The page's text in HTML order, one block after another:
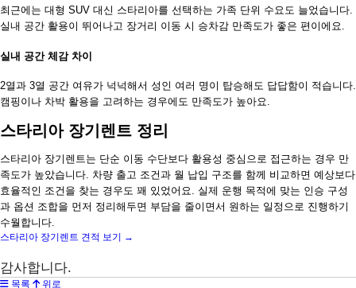
최근에는 대형 SUV 대신 스타리아를 선택하는 가족 단위 수요도 늘었습니다.
실내 공간 활용이 뛰어나고 장거리 이동 시 승차감 만족도가 좋은 편이에요.
실내 공간 체감 차이
2열과 3열 공간 여유가 넉넉해서 성인 여러 명이 탑승해도 답답함이 적습니다.
캠핑이나 차박 활용을 고려하는 경우에도 만족도가 높아요.
스타리아 장기렌트 정리
스타리아 장기렌트는 단순 이동 수단보다 활용성 중심으로 접근하는 경우 만
족도가 높았습니다. 차량 출고 조건과 월 납입 구조를 함께 비교하면 예상보다
효율적인 조건을 찾는 경우도 꽤 있었어요. 실제 운행 목적에 맞는 인승 구성
과 옵션 조합을 먼저 정리해두면 부담을 줄이면서 원하는 일정으로 진행하기
수월합니다.
스타리아 장기렌트 견적 보기 →
감사합니다.
목록 위로